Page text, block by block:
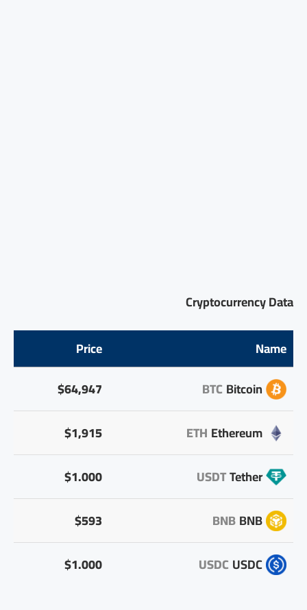
Cryptocurrency Data
Name
Price
Bitcoin
BTC
$64,947
Ethereum
ETH
$1,915
Tether
USDT
$1.000
BNB
BNB
$593
USDC
USDC
$1.000